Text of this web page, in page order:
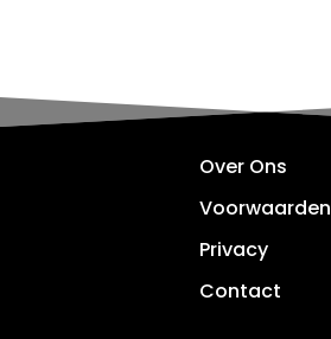
Over Ons
Voorwaarden
Privacy
Contact